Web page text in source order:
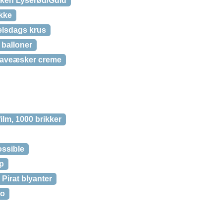
krus
balloner
creme
1000 brikker
Pirat blyanter